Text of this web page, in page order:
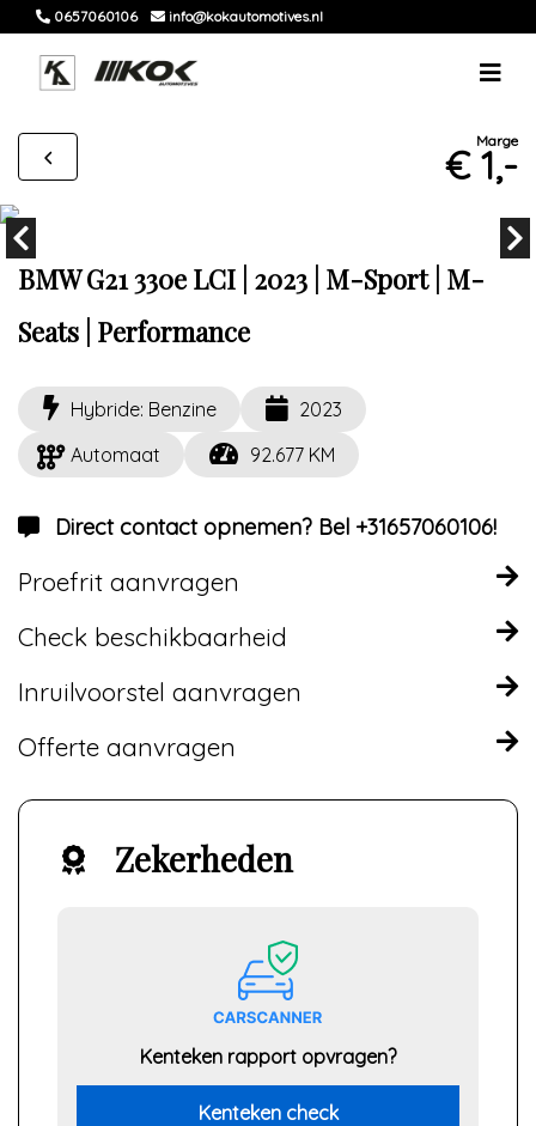
0657060106 info@kokautomotives.nl
Marge
€ 1,-
BMW G21 330e LCI | 2023 | M-Sport | M-
Seats | Performance
Hybride: Benzine
2023
Automaat
92.677 KM
Direct contact opnemen? Bel +31657060106!
Proefrit aanvragen
Check beschikbaarheid
Inruilvoorstel aanvragen
Offerte aanvragen
Zekerheden
Kenteken rapport opvragen?
Kenteken check